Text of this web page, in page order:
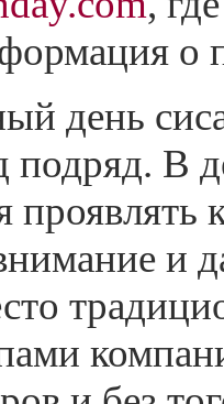
о
день
подряд. В
проявлять
и